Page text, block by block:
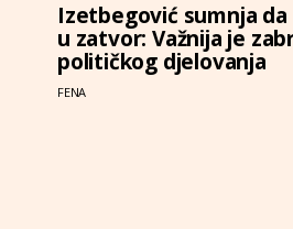
Izetbegović sumnja da
u zatvor: Važnija je
političkog djelovanja
FENA